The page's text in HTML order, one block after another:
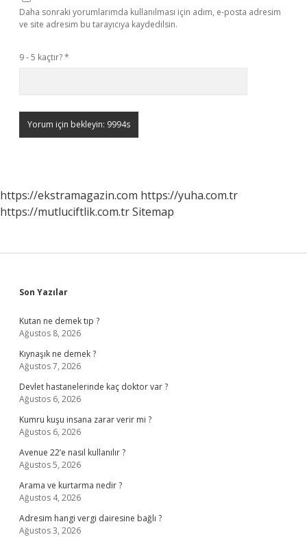
Daha sonraki yorumlarımda kullanılması için adım, e-posta adresim
ve site adresim bu tarayıcıya kaydedilsin.
9 - 5 kaçtır?*
https://ekstramagazin.com https://yuha.com.tr
https://mutluciftlik.com.trSitemap
Sidebar
Son Yazılar
Kutan ne demek tıp ?
Ağustos 8, 2026
Kıynaşık ne demek ?
Ağustos 7, 2026
Devlet hastanelerinde kaç doktor var ?
Ağustos 6, 2026
Kumru kuşu insana zarar verir mi ?
Ağustos 6, 2026
Avenue 22’e nasıl kullanılır ?
Ağustos 5, 2026
Arama ve kurtarma nedir ?
Ağustos 4, 2026
Adresim hangi vergi dairesine bağlı ?
Ağustos 3, 2026